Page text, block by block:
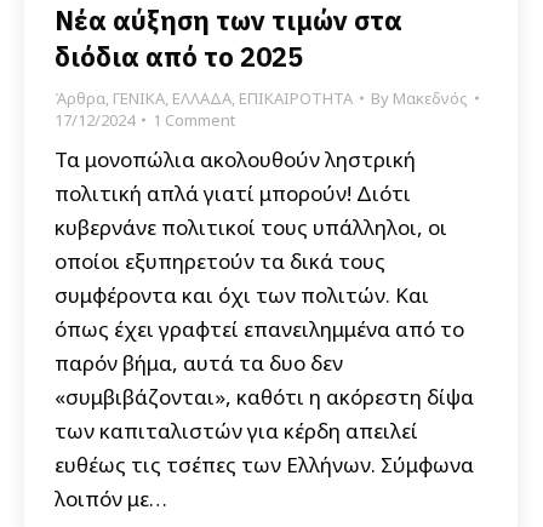
Νέα αύξηση των τιμών στα
διόδια από το 2025
Άρθρα, ΓΕΝΙΚΑ, ΕΛΛΑΔΑ, ΕΠΙΚΑΙΡΟΤΗΤΑ By Μακεδνός
17/12/2024
1 Comment
Τα μονοπώλια ακολουθούν ληστρική
πολιτική απλά γιατί μπορούν! Διότι
κυβερνάνε πολιτικοί τους υπάλληλοι, οι
οποίοι εξυπηρετούν τα δικά τους
συμφέροντα και όχι των πολιτών. Και
όπως έχει γραφτεί επανειλημμένα από το
παρόν βήμα, αυτά τα δυο δεν
«συμβιβάζονται», καθότι η ακόρεστη δίψα
των καπιταλιστών για κέρδη απειλεί
ευθέως τις τσέπες των Ελλήνων. Σύμφωνα
λοιπόν με…